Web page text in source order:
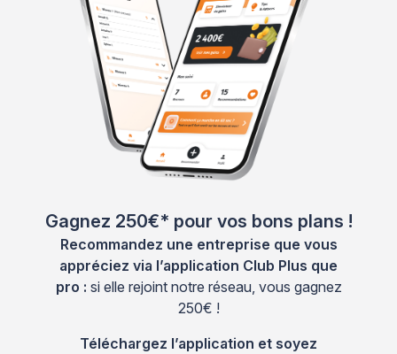
Gagnez 250€* pour vos bons plans !
Recommandez une entreprise que vous
appréciez via l’application Club Plus que
pro : si elle rejoint notre réseau, vous gagnez
250€ !
Téléchargez l’application et soyez